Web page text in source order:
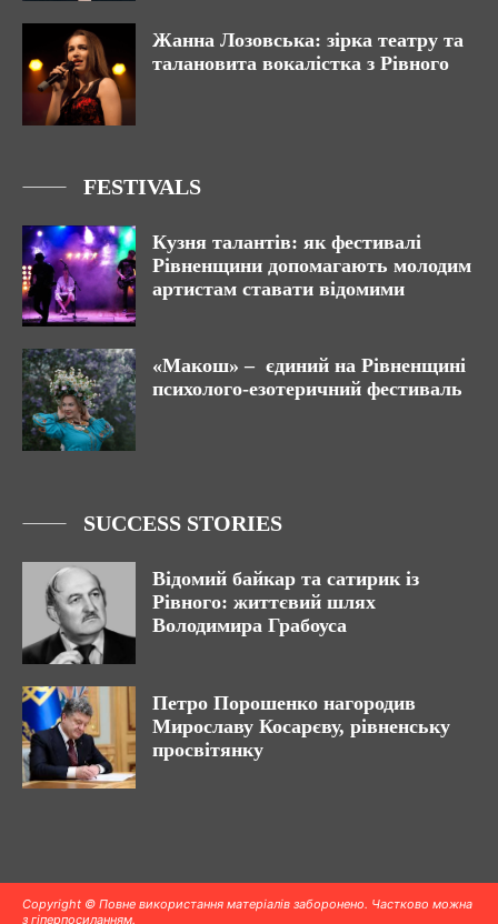
Жанна Лозовська: зірка театру та
талановита вокалістка з Рівного
FESTIVALS
Кузня талантів: як фестивалі
Рівненщини допомагають молодим
артистам ставати відомими
«Макош» – єдиний на Рівненщині
психолого-езотеричний фестиваль
SUCCESS STORIES
Відомий байкар та сатирик із
Рівного: життєвий шлях
Володимира Грабоуса
Петро Порошенко нагородив
Мирославу Косарєву, рівненську
просвітянку
Copyright © Повне використання матеріалів заборонено. Частково можна
з гіперпосиланням.